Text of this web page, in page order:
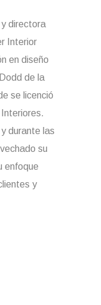
y directora
Interior
en diseño
de la
se licenció
durante las
su
enfoque
y